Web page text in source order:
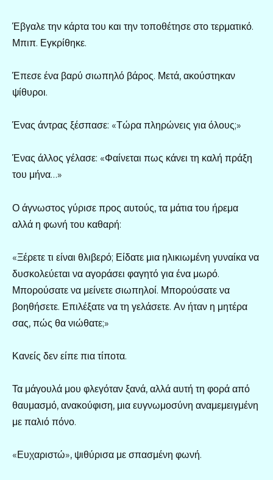
Έβγαλε την κάρτα του και την τοποθέτησε στο τερματικό.
Μπιπ. Εγκρίθηκε.
Έπεσε ένα βαρύ σιωπηλό βάρος. Μετά, ακούστηκαν
ψίθυροι.
Ένας άντρας ξέσπασε: «Τώρα πληρώνεις για όλους;»
Ένας άλλος γέλασε: «Φαίνεται πως κάνει τη καλή πράξη
του μήνα…»
Ο άγνωστος γύρισε προς αυτούς, τα μάτια του ήρεμα
αλλά η φωνή του καθαρή:
«Ξέρετε τι είναι θλιβερό; Είδατε μια ηλικιωμένη γυναίκα να
δυσκολεύεται να αγοράσει φαγητό για ένα μωρό.
Μπορούσατε να μείνετε σιωπηλοί. Μπορούσατε να
βοηθήσετε. Επιλέξατε να τη γελάσετε. Αν ήταν η μητέρα
σας, πώς θα νιώθατε;»
Κανείς δεν είπε πια τίποτα.
Τα μάγουλά μου φλεγόταν ξανά, αλλά αυτή τη φορά από
θαυμασμό, ανακούφιση, μια ευγνωμοσύνη αναμεμειγμένη
με παλιό πόνο.
«Ευχαριστώ», ψιθύρισα με σπασμένη φωνή.